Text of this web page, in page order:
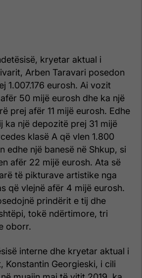
kryetar aktual i
Arben Taravari posedon
1.007.176 eurosh. Ai vozit
50 mijë eurosh dhe ka një
prej afër 11 mijë eurosh. Edhe
ka një depozitë prej 31 mijë
klasë A që vlen 1.800
edhe një banesë në Shkup, si
afër 22 mijë eurosh. Ata së
të pikturave artistike nga
që vlejnë afër 4 mijë eurosh.
prindërit e tij dhe
tokë ndërtimore, tri
oborr.
interne dhe kryetar aktual i
Konstantin Georgieski, i cili